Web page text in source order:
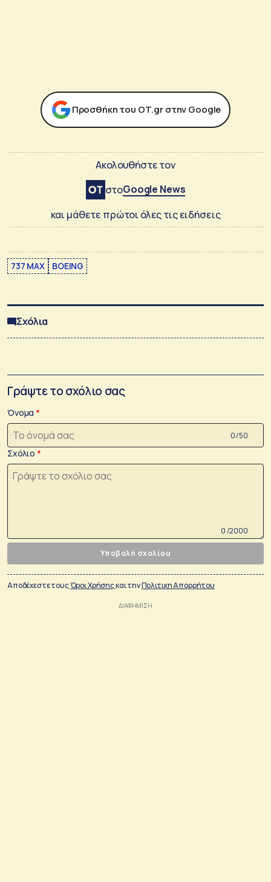
Προσθήκη του ΟΤ.gr στην Google
Ακολουθήστε τον
στοGoogle News
και μάθετε πρώτοι όλες τις ειδήσεις
737 MAX BOEING
Σχόλια
Γράψτε το σχόλιο σας
Όνομα
0 /50
Σχόλιο
0 /2000
Υποβολή σχολίου
Αποδέχεστε τουςΌροι Χρήσηςκαι τηνΠολιτικη Απορρήτου